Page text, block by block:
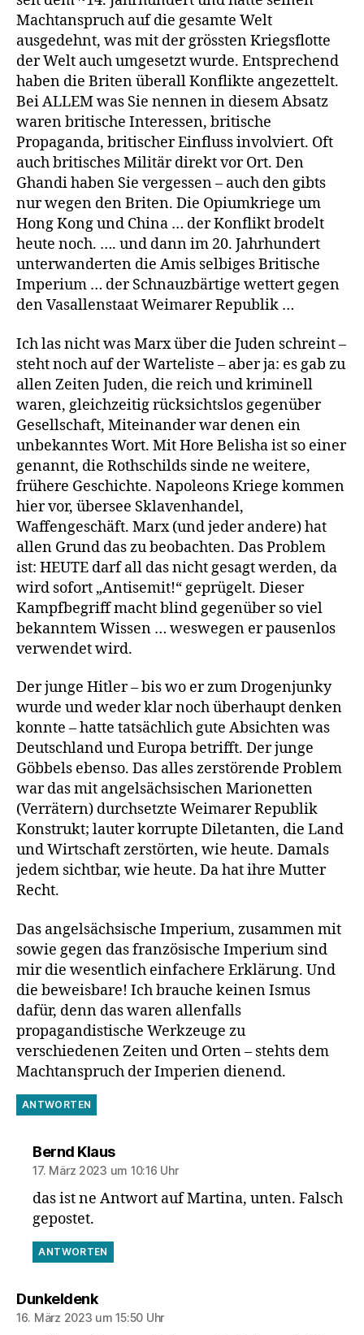
Machtanspruch auf die gesamte Welt
ausgedehnt, was mit der grössten Kriegsflotte
der Welt auch umgesetzt wurde. Entsprechend
haben die Briten überall Konflikte angezettelt.
Bei ALLEM was Sie nennen in diesem Absatz
waren britische Interessen, britische
Propaganda, britischer Einfluss involviert. Oft
auch britisches Militär direkt vor Ort. Den
Ghandi haben Sie vergessen – auch den gibts
nur wegen den Briten. Die Opiumkriege um
Hong Kong und China … der Konflikt brodelt
heute noch. …. und dann im 20. Jahrhundert
unterwanderten die Amis selbiges Britische
Imperium … der Schnauzbärtige wettert gegen
den Vasallenstaat Weimarer Republik …
Ich las nicht was Marx über die Juden schreint –
steht noch auf der Warteliste – aber ja: es gab zu
allen Zeiten Juden, die reich und kriminell
waren, gleichzeitig rücksichtslos gegenüber
Gesellschaft, Miteinander war denen ein
unbekanntes Wort. Mit Hore Belisha ist so einer
genannt, die Rothschilds sinde ne weitere,
frühere Geschichte. Napoleons Kriege kommen
hier vor, übersee Sklavenhandel,
Waffengeschäft. Marx (und jeder andere) hat
allen Grund das zu beobachten. Das Problem
ist: HEUTE darf all das nicht gesagt werden, da
wird sofort „Antisemit!“ geprügelt. Dieser
Kampfbegriff macht blind gegenüber so viel
bekanntem Wissen … weswegen er pausenlos
verwendet wird.
Der junge Hitler – bis wo er zum Drogenjunky
wurde und weder klar noch überhaupt denken
konnte – hatte tatsächlich gute Absichten was
Deutschland und Europa betrifft. Der junge
Göbbels ebenso. Das alles zerstörende Problem
war das mit angelsächsischen Marionetten
(Verrätern) durchsetzte Weimarer Republik
Konstrukt; lauter korrupte Diletanten, die Land
und Wirtschaft zerstörten, wie heute. Damals
jedem sichtbar, wie heute. Da hat ihre Mutter
Recht.
Das angelsächsische Imperium, zusammen mit
sowie gegen das französische Imperium sind
mir die wesentlich einfachere Erklärung. Und
die beweisbare! Ich brauche keinen Ismus
dafür, denn das waren allenfalls
propagandistische Werkzeuge zu
verschiedenen Zeiten und Orten – stehts dem
Machtanspruch der Imperien dienend.
ANTWORTEN
Bernd Klaussagt:
17. März 2023 um 10:16 Uhr
das ist ne Antwort auf Martina, unten. Falsch
gepostet.
ANTWORTEN
Dunkeldenksagt:
16. März 2023 um 15:50 Uhr